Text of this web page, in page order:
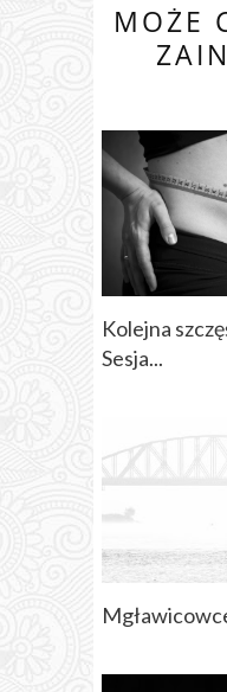
MOŻE
Kolejna
Sesja...